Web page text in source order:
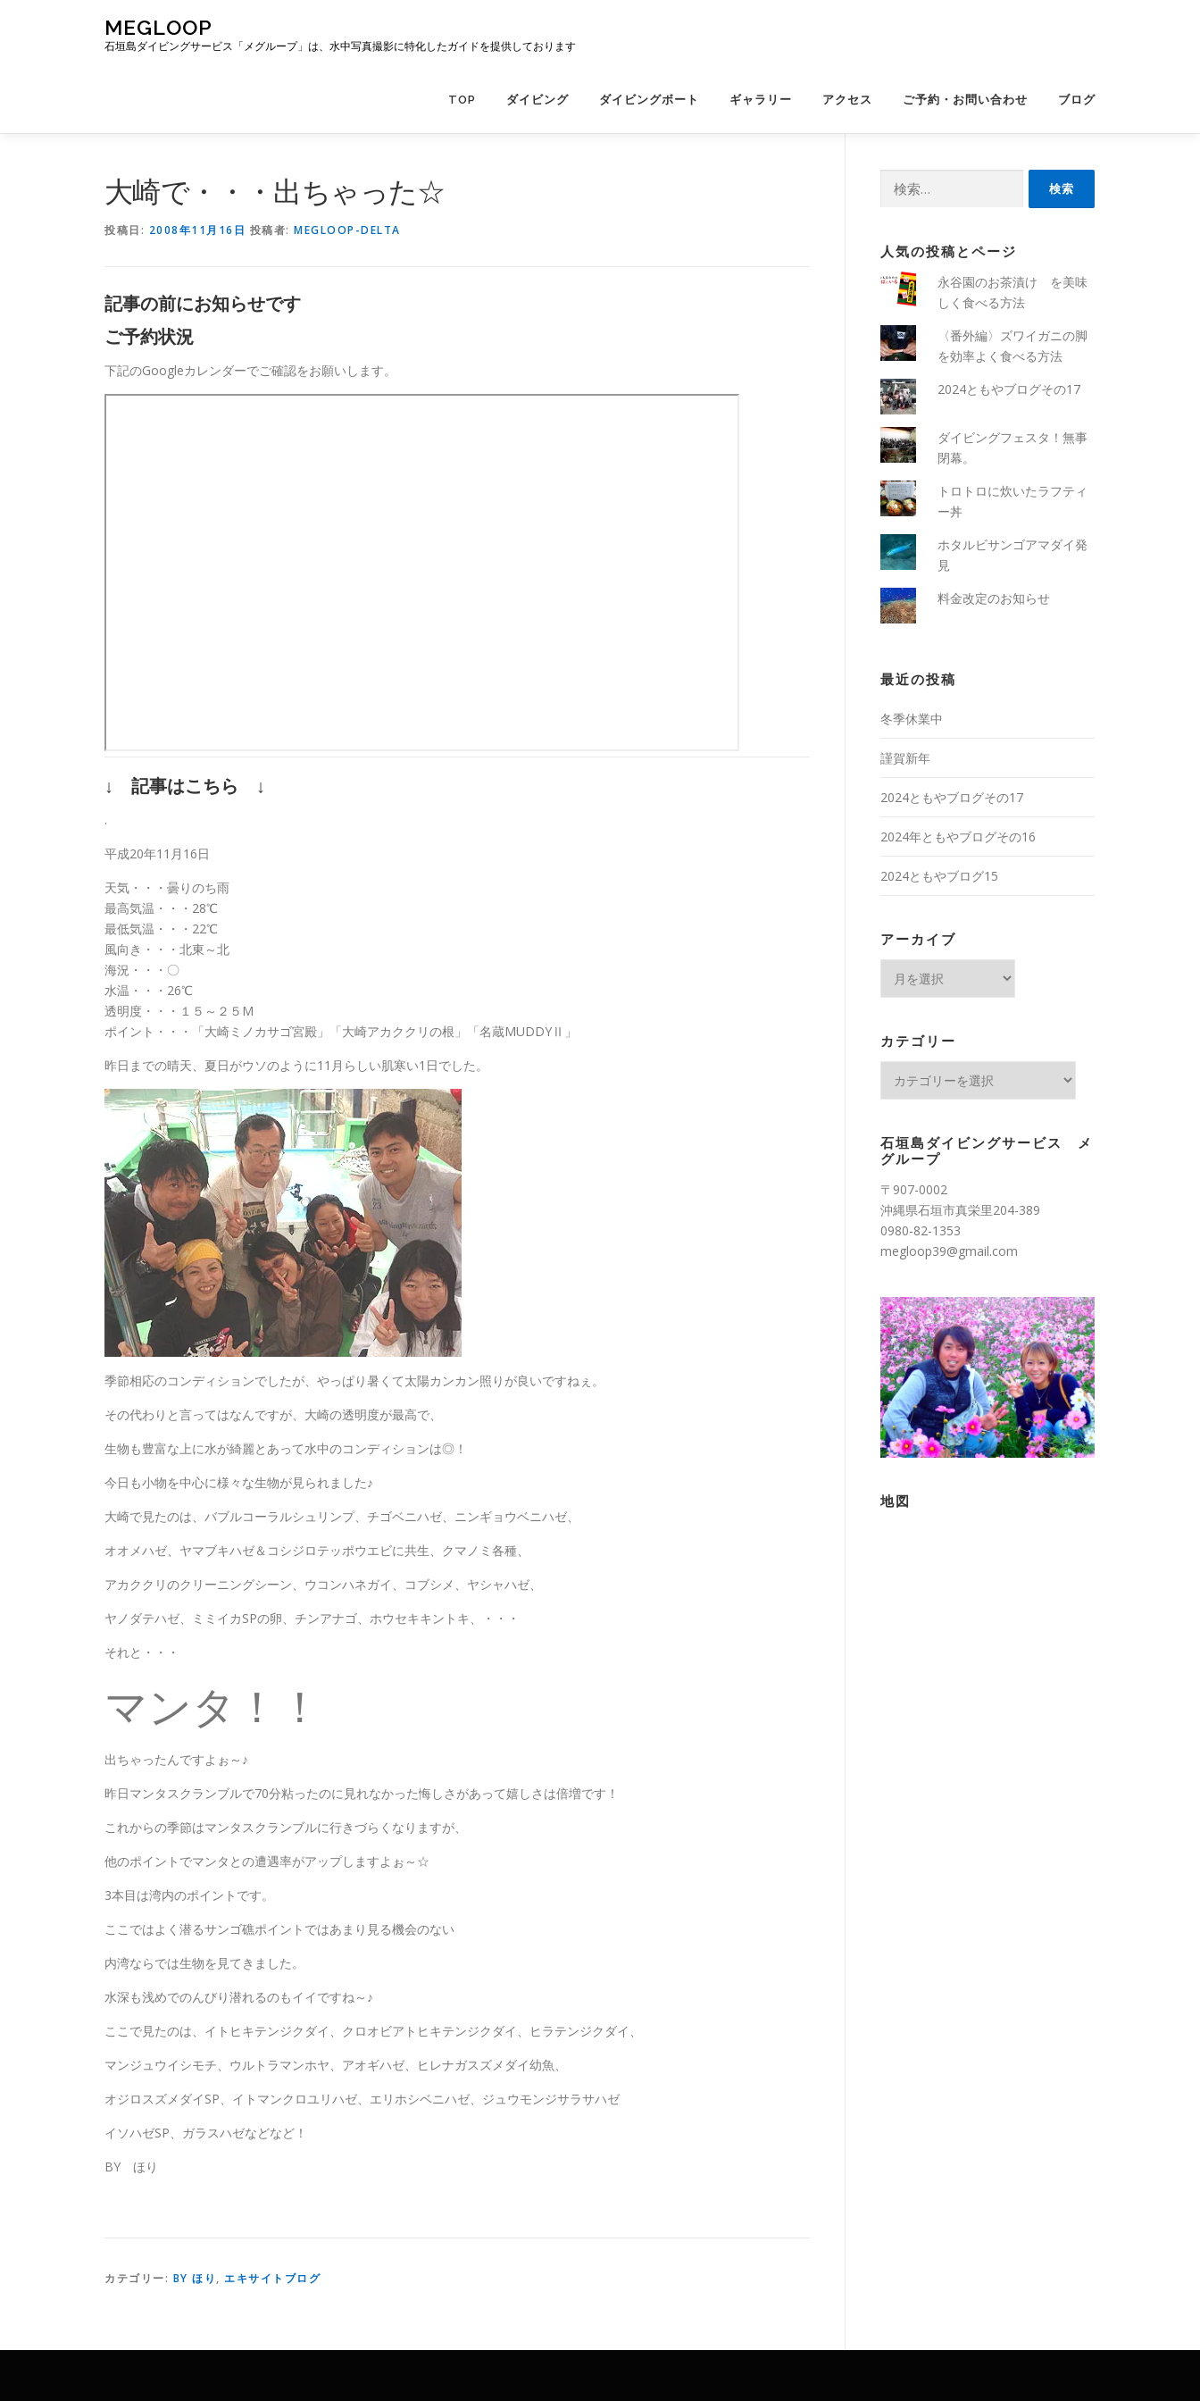
ス
MEGLOOP
石垣島ダイビングサービス「メグループ」は、水中写真撮影に特化したガイドを提供しております
TOP ダイビング ダイビングボート ギャラリー アクセス ご予約・お問い合わせ ブログ
大崎で・・・出ちゃった☆
投稿日: 2008年11月16日 投稿者: MEGLOOP-DELTA
記事の前にお知らせです
ご予約状況
下記のGoogleカレンダーでご確認をお願いします。
↓ 記事はこちら ↓
.
平成20年11月16日
天気・・・曇りのち雨
最高気温・・・28℃
最低気温・・・22℃
風向き・・・北東～北
海況・・・〇
水温・・・26℃
透明度・・・１５～２５M
ポイント・・・「大崎ミノカサゴ宮殿」「大崎アカククリの根」「名蔵MUDDYⅡ」
昨日までの晴天、夏日がウソのように11月らしい肌寒い1日でした。
季節相応のコンディションでしたが、やっぱり暑くて太陽カンカン照りが良いですねぇ。
その代わりと言ってはなんですが、大崎の透明度が最高で、
生物も豊富な上に水が綺麗とあって水中のコンディションは◎！
今日も小物を中心に様々な生物が見られました♪
大崎で見たのは、バブルコーラルシュリンプ、チゴベニハゼ、ニンギョウベニハゼ、
オオメハゼ、ヤマブキハゼ＆コシジロテッポウエビに共生、クマノミ各種、
アカククリのクリーニングシーン、ウコンハネガイ、コブシメ、ヤシャハゼ、
ヤノダテハゼ、ミミイカSPの卵、チンアナゴ、ホウセキキントキ、・・・
それと・・・
マンタ！！
出ちゃったんですよぉ～♪
昨日マンタスクランブルで70分粘ったのに見れなかった悔しさがあって嬉しさは倍増です！
これからの季節はマンタスクランブルに行きづらくなりますが、
他のポイントでマンタとの遭遇率がアップしますよぉ～☆
3本目は湾内のポイントです。
ここではよく潜るサンゴ礁ポイントではあまり見る機会のない
内湾ならでは生物を見てきました。
水深も浅めでのんびり潜れるのもイイですね～♪
ここで見たのは、イトヒキテンジクダイ、クロオビアトヒキテンジクダイ、ヒラテンジクダイ、
マンジュウイシモチ、ウルトラマンホヤ、アオギハゼ、ヒレナガスズメダイ幼魚、
オジロスズメダイSP、イトマンクロユリハゼ、エリホシベニハゼ、ジュウモンジサラサハゼ
イソハゼSP、ガラスハゼなどなど！
BY ほり
カテゴリー: BY ほり , エキサイトブログ
人気の投稿とページ
永谷園のお茶漬け を美味
しく食べる方法
〈番外編〉ズワイガニの脚
を効率よく食べる方法
2024ともやブログその17
ダイビングフェスタ！無事
閉幕。
トロトロに炊いたラフティ
ー丼
ホタルビサンゴアマダイ発
見
料金改定のお知らせ
最近の投稿
冬季休業中
謹賀新年
2024ともやブログその17
2024年ともやブログその16
2024ともやブログ15
アーカイブ
ブ
カテゴリー
ー
石垣島ダイビングサービス メ
グループ
〒907-0002
沖縄県石垣市真栄里204-389
0980-82-1353
megloop39@gmail.com
地図